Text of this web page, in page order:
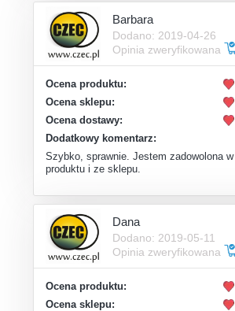
Barbara
Dodano: 2019-04-26
Opinia zweryfikowana
Ocena produktu:
Ocena sklepu:
Ocena dostawy:
Dodatkowy komentarz:
Szybko, sprawnie. Jestem zadowolona
produktu i ze sklepu.
Dana
Dodano: 2019-05-11
Opinia zweryfikowana
Ocena produktu:
Ocena sklepu: